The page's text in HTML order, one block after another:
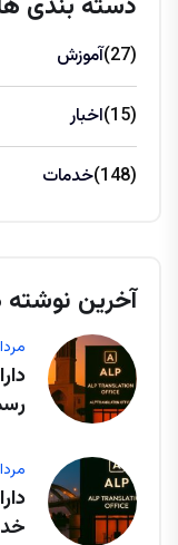
آموزش (27)
اخبار (15)
خدمات (148)
آخرین نوشته
مرداد
مرداد